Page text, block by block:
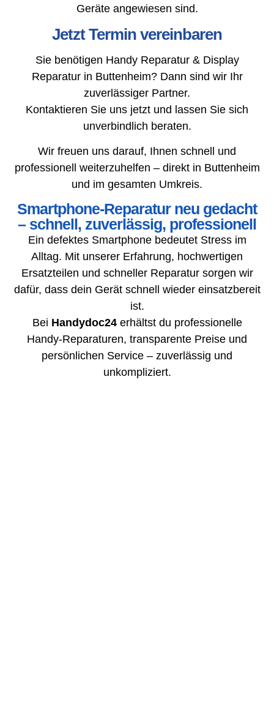
Geräte angewiesen sind.
Jetzt Termin vereinbaren
Sie benötigen Handy Reparatur & Display
Reparatur in Buttenheim? Dann sind wir Ihr
zuverlässiger Partner.
Kontaktieren Sie uns jetzt und lassen Sie sich
unverbindlich beraten.
Wir freuen uns darauf, Ihnen schnell und
professionell weiterzuhelfen – direkt in Buttenheim
und im gesamten Umkreis.
Smartphone-Reparatur neu gedacht
– schnell, zuverlässig, professionell
Ein defektes Smartphone bedeutet Stress im
Alltag. Mit unserer Erfahrung, hochwertigen
Ersatzteilen und schneller Reparatur sorgen wir
dafür, dass dein Gerät schnell wieder einsatzbereit
ist.
Bei Handydoc24erhältst du professionelle
Handy-Reparaturen, transparente Preise und
persönlichen Service – zuverlässig und
unkompliziert.